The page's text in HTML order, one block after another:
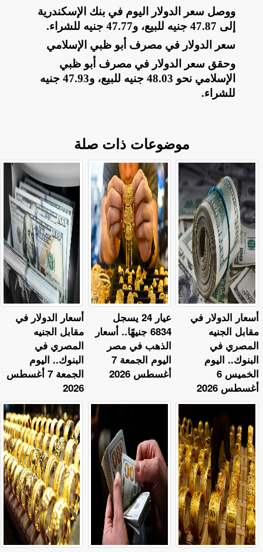
ووصل سعر الدولار اليوم في بنك الإسكندرية
إلى 47.87 جنيه للبيع، و47.77 جنيه للشراء
.
سعر الدولار في مصرف أبو ظبي الإسلامي
وحقق سعر الدولار في مصرف أبو ظبي
الإسلامي نحو 48.03 جنيه للبيع، و47.93 جنيه
للشراء.
موضوعات ذات صلة
أسعار الدولار في
مقابل الجنيه
المصري في
البنوك.. اليوم
الجمعة 7 أغسطس
2026
عيار 24 يسجل
6834 جنيهًا.. أسعار
الذهب في مصر
اليوم الجمعة 7
أغسطس 2026
أسعار الدولار في
مقابل الجنيه
المصري في
البنوك.. اليوم
الخميس 6
أغسطس 2026